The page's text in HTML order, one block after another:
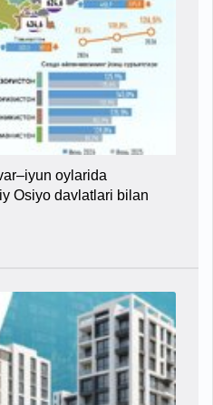
oylarida
Osiyo davlatlari bilan